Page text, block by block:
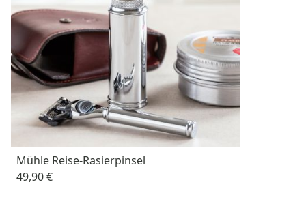
Mühle Reise-Rasierpinsel
49,90 €